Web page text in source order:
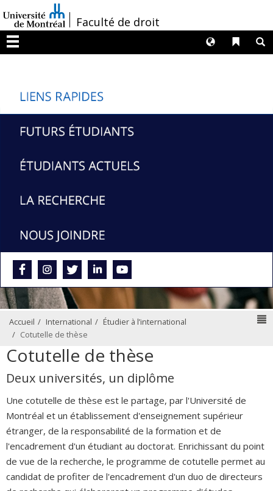
au
contenu
/Faculté de droit
Menu
Liens
Langues
Accueil International
Étudier à l’international
Cotutelle de thèse
Cotutelle de thèse
Deux universités, un diplôme
Une cotutelle de thèse est le partage, par l'Université de
Montréal et un établissement d'enseignement supérieur
étranger, de la responsabilité de la formation et de
l'encadrement d'un étudiant au doctorat. Enrichissant du point
de vue de la recherche, le programme de cotutelle permet au
candidat de profiter de l'encadrement d'un duo de directeurs